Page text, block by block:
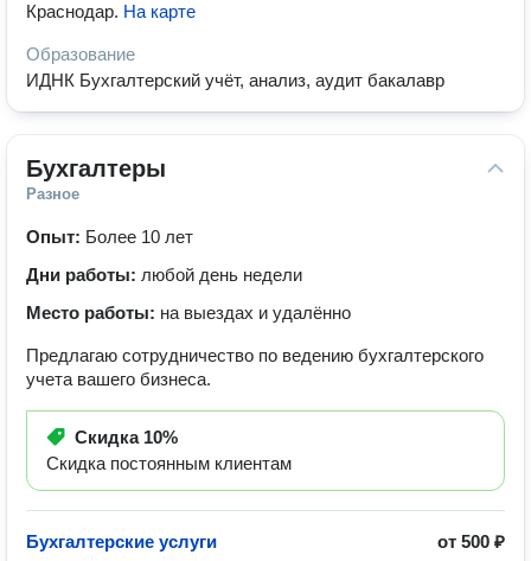
Краснодар. На карте
Образование
ИДНК Бухгалтерский учёт, анализ, аудит бакалавр
Бухгалтеры
Разное
Опыт: Более 10 лет
Дни работы: любой день недели
Место работы: на выездах и удалённо
Предлагаю сотрудничество по ведению бухгалтерского
учета вашего бизнеса.
Скидка 10%
Скидка постоянным клиентам
от 500 ₽
Бухгалтерские услуги